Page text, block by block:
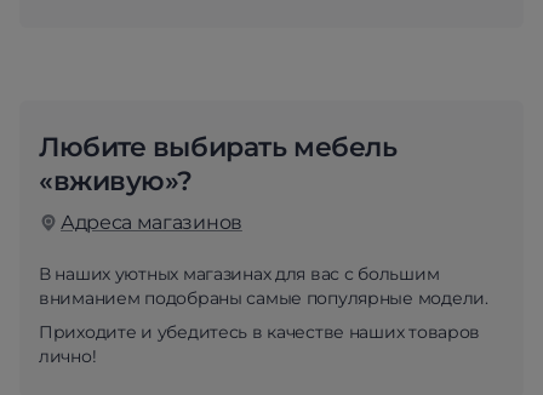
Любите выбирать мебель
«вживую»?
Адреса магазинов
В наших уютных магазинах для вас с большим
вниманием подобраны самые популярные модели.
Приходите и убедитесь в качестве наших товаров
лично!